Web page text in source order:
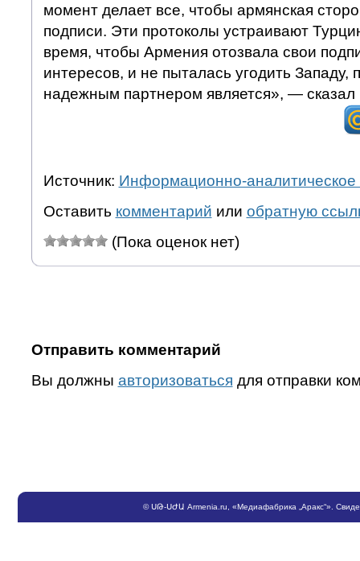
момент делает все, чтобы армянская
подписи. Эти протоколы устраивают
время, чтобы Армения отозвала свои
интересов, и не пыталась угодить Западу,
надежным партнером является», —
Источник: Информационно-аналитическое
Оставить комментарий или обратную
(Пока оценок нет)
Отправить комментарий
Вы должны авторизоваться для отправки
©ՍԹ-ՍԺԱ Armenia.ru , «Медиафабрика „Аракс“».